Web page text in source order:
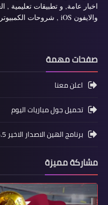
اخبار عامة, و تطبيقات تعليمية ,
والايفون iOS , شروحات الكمبيوتر , العاب , برامج الحماية والعديد...
صفحات مهمة
اعلن معنا
تحميل جول مباريات اليوم
برنامج الهين الاصدار الاخير Hein 5.5
مشاركة مميزة